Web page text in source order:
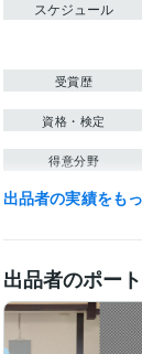
スケジュール
受賞歴
資格・検定
得意分野
出品者の実績をも
出品者のポー